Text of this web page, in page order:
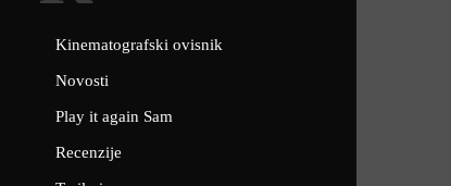
Kinematografski ovisnik
Novosti
Play it again Sam
Recenzije